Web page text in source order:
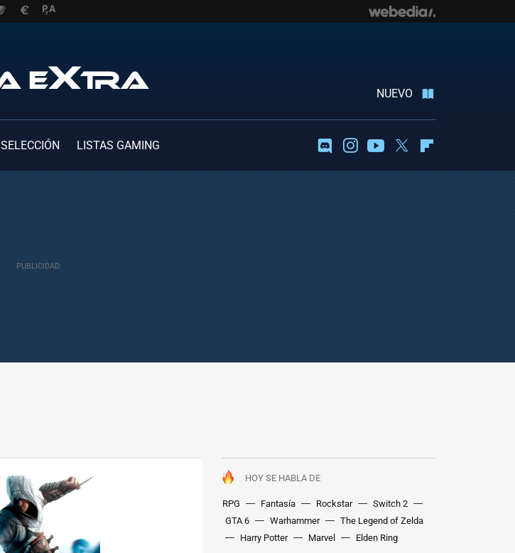
NUEVO
SELECCIÓN LISTAS GAMING DiscordInstagramYoutubeTwitter
HOY SE HABLA DE
RPG Fantasía Rockstar
Switch 2
GTA 6
Warhammer
The Legend of Zelda
Harry Potter
Marvel Elden Ring